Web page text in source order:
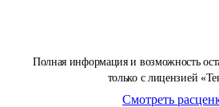
Полная информация и возможность
только с лицензией
Смотреть